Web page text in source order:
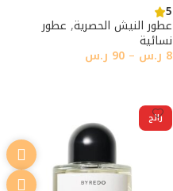
5
عطور النيش الحصرية, عطور
نسائية
8 ر.س –
90 ر.س
رائج